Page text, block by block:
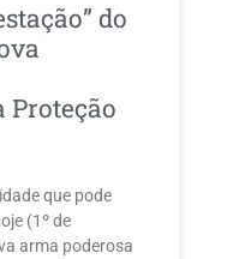
do
Proteção
que pode
(1º de
arma poderosa